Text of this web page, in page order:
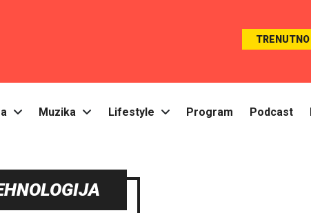
TRENUTNO
Muzika Lifestyle Program Podcast